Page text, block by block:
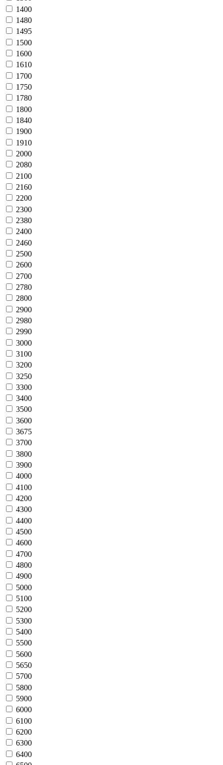
1400
1480
1495
1500
1600
1610
1700
1750
1780
1800
1840
1900
1910
2000
2080
2100
2160
2200
2300
2380
2400
2460
2500
2600
2700
2780
2800
2900
2980
2990
3000
3100
3200
3250
3300
3400
3500
3600
3675
3700
3800
3900
4000
4100
4200
4300
4400
4500
4600
4700
4800
4900
5000
5100
5200
5300
5400
5500
5600
5650
5700
5800
5900
6000
6100
6200
6300
6400